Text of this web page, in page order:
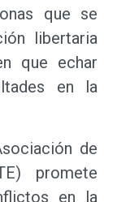
que se
libertaria
que echar
en la
de
promete
en la